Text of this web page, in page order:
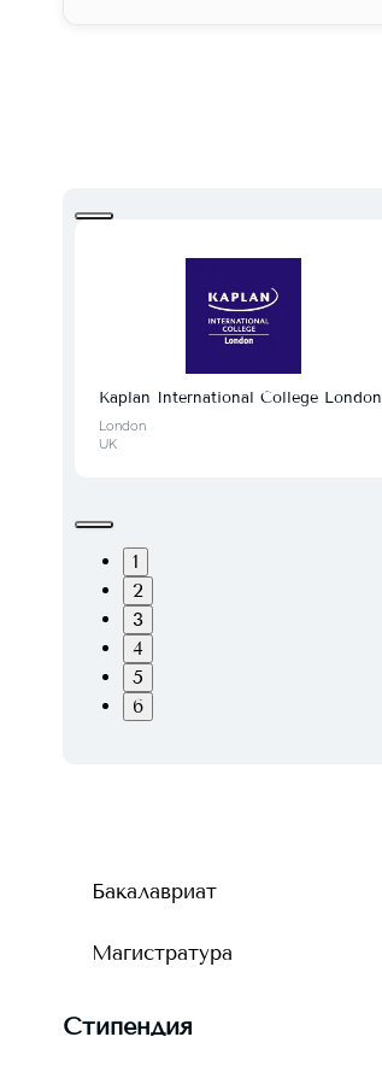
Kaplan International College London
London
UK
1
2
3
4
5
6
Бакалавриат
Магистратура
Стипендия